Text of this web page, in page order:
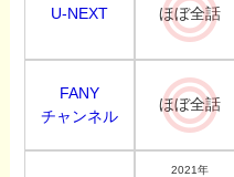
U-NEXT ほぼ全話
FANY
チャンネル
ほぼ全話
2021年